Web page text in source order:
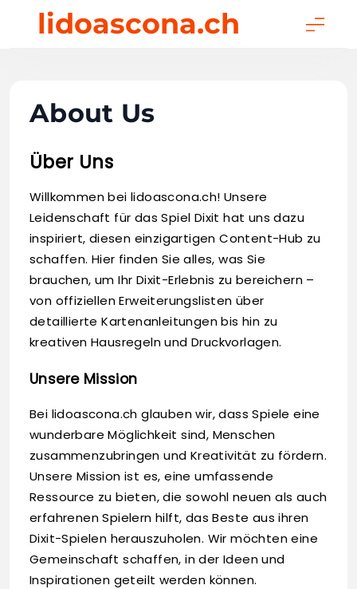
lidoascona.ch
About Us
Über Uns
Willkommen bei lidoascona.ch! Unsere
Leidenschaft für das Spiel Dixit hat uns dazu
inspiriert, diesen einzigartigen Content-Hub zu
schaffen. Hier finden Sie alles, was Sie
brauchen, um Ihr Dixit-Erlebnis zu bereichern –
von offiziellen Erweiterungslisten über
detaillierte Kartenanleitungen bis hin zu
kreativen Hausregeln und Druckvorlagen.
Unsere Mission
Bei lidoascona.ch glauben wir, dass Spiele eine
wunderbare Möglichkeit sind, Menschen
zusammenzubringen und Kreativität zu fördern.
Unsere Mission ist es, eine umfassende
Ressource zu bieten, die sowohl neuen als auch
erfahrenen Spielern hilft, das Beste aus ihren
Dixit-Spielen herauszuholen. Wir möchten eine
Gemeinschaft schaffen, in der Ideen und
Inspirationen geteilt werden können.